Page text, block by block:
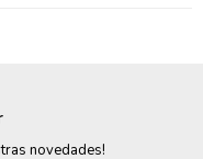
novedades!